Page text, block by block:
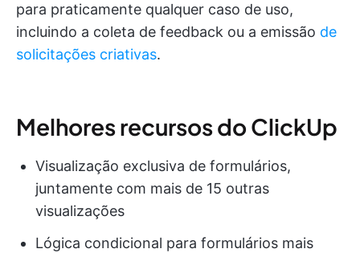
para praticamente qualquer caso de uso,
incluindo a coleta de feedback ou a emissão de
solicitações criativas.
Melhores recursos do ClickUp
Visualização exclusiva de formulários,
juntamente com mais de 15 outras
visualizações
Lógica condicional para formulários mais